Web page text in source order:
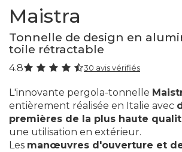
Maistra
Tonnelle de design en
toile rétractable
4.8 30 avis vérifiés
L'innovante pergola-tonnelle
entièrement réalisée en Italie avec
premières de la plus haute
une utilisation en extérieur.
Les manœuvres d'ouverture et